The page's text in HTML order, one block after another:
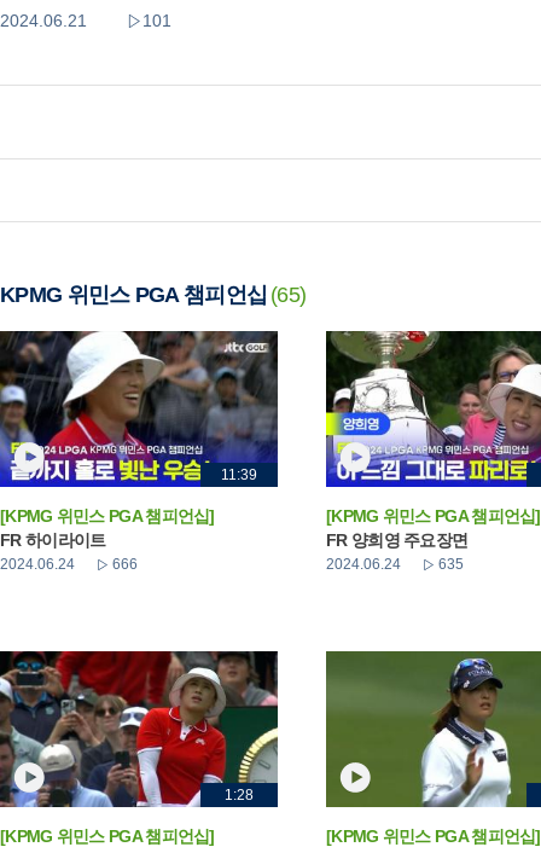
2024.06.21 101
KPMG 위민스 PGA 챔피언십 (65)
11:39
[KPMG 위민스 PGA 챔피언십]
FR 하이라이트
2024.06.24 666
[KPMG 위민스 PGA 챔피언십]
FR 양희영 주요장면
2024.06.24 635
1:28
[KPMG 위민스 PGA 챔피언십]
[KPMG 위민스 PGA 챔피언십]